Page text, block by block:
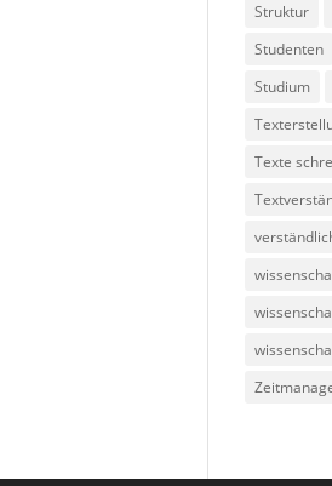
Struktur
Studenten
Studium
Texte